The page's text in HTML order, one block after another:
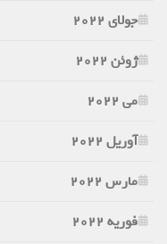
جولای 2022
ژوئن 2022
می 2022
آوریل 2022
مارس 2022
فوریه 2022